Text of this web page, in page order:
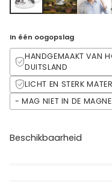
In één oogopslag
HANDGEMAAKT VAN
DUITSLAND
LICHT EN STERK
- MAG NIET IN DE
Beschikbaarheid